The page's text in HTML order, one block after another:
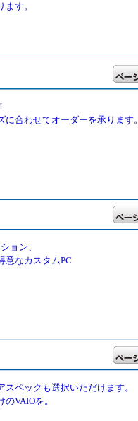
す。
合わせてオーダーを承ります。
ョン、
意なカスタムPC
ペックも選択いただけます。
のVAIOを。